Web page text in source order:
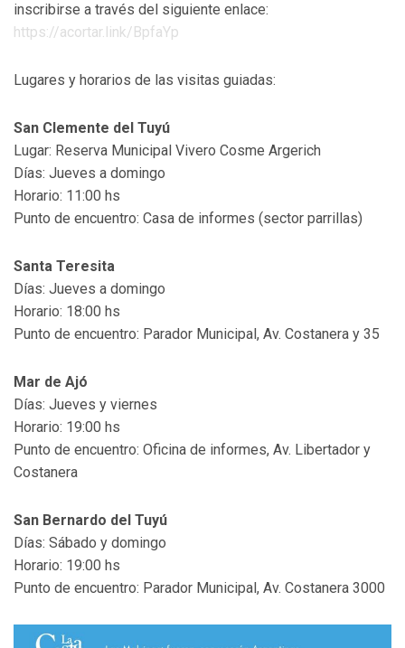
inscribirse a través del siguiente enlace:
https://acortar.link/BpfaYp
Lugares y horarios de las visitas guiadas:
San Clemente del Tuyú
Lugar: Reserva Municipal Vivero Cosme Argerich
Días: Jueves a domingo
Horario: 11:00 hs
Punto de encuentro: Casa de informes (sector parrillas)
Santa Teresita
Días: Jueves a domingo
Horario: 18:00 hs
Punto de encuentro: Parador Municipal, Av. Costanera y 35
Mar de Ajó
Días: Jueves y viernes
Horario: 19:00 hs
Punto de encuentro: Oficina de informes, Av. Libertador y
Costanera
San Bernardo del Tuyú
Días: Sábado y domingo
Horario: 19:00 hs
Punto de encuentro: Parador Municipal, Av. Costanera 3000